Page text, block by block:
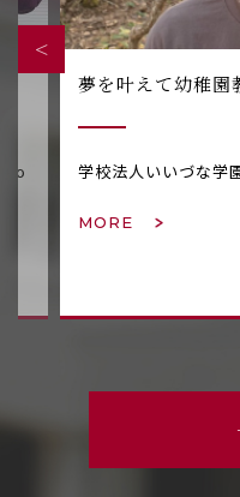
夢を叶えて幼稚園
学校法人いいづな
MORE